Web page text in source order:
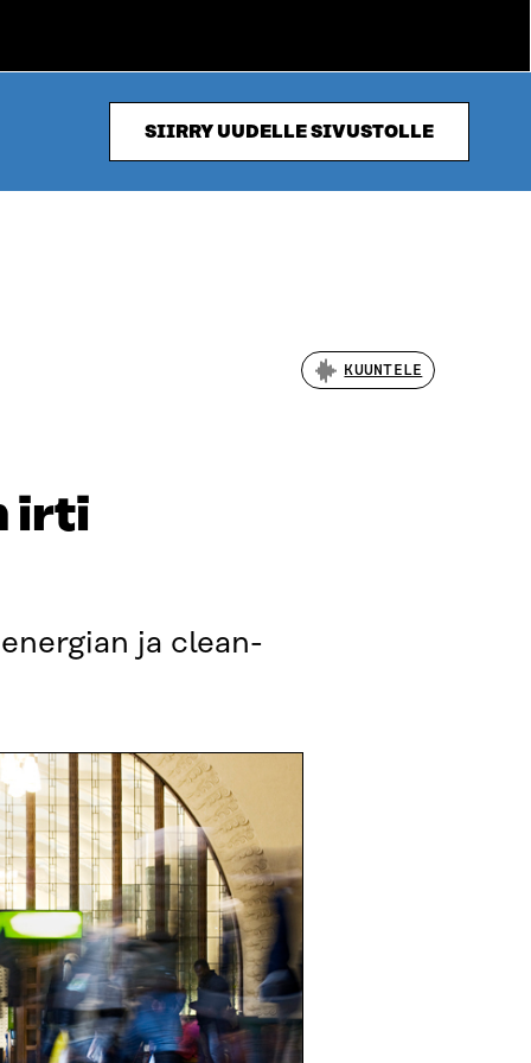
SIIRRY UUDELLE SIVUSTOLLE
KUUNTELE
irti
ja clean­